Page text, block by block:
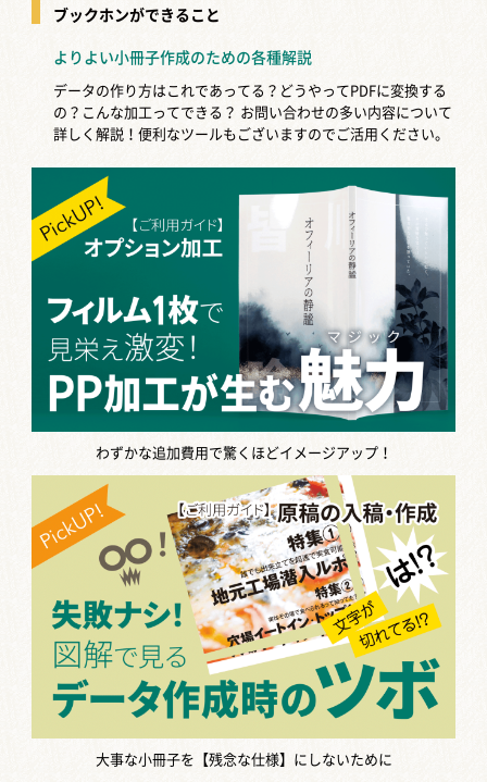
ブックホンができること
よりよい小冊子作成のための各種解説
データの作り方はこれであってる？どうやってPDFに変換する
の？こんな加工ってできる？ お問い合わせの多い内容について
詳しく解説！便利なツールもございますのでご活用ください。
わずかな追加費用で驚くほどイメージアップ！
大事な小冊子を【残念な仕様】にしないために